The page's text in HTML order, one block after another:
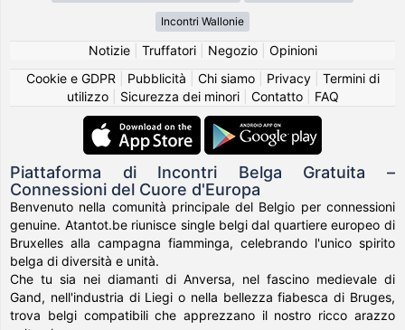
Incontri Wallonie
Notizie| Truffatori| Negozio| Opinioni
Cookie e GDPR
Pubblicità Chi siamo| Privacy| Termini di
utilizzo| Sicurezza dei minori| Contatto| FAQ
Piattaforma di Incontri Belga Gratuita –
Connessioni del Cuore d'Europa
Benvenuto nella comunità principale del Belgio per connessioni
genuine. Atantot.be riunisce single belgi dal quartiere europeo di
Bruxelles alla campagna fiamminga, celebrando l'unico spirito
belga di diversità e unità.
Che tu sia nei diamanti di Anversa, nel fascino medievale di
Gand, nell'industria di Liegi o nella bellezza fiabesca di Bruges,
trova belgi compatibili che apprezzano il nostro ricco arazzo